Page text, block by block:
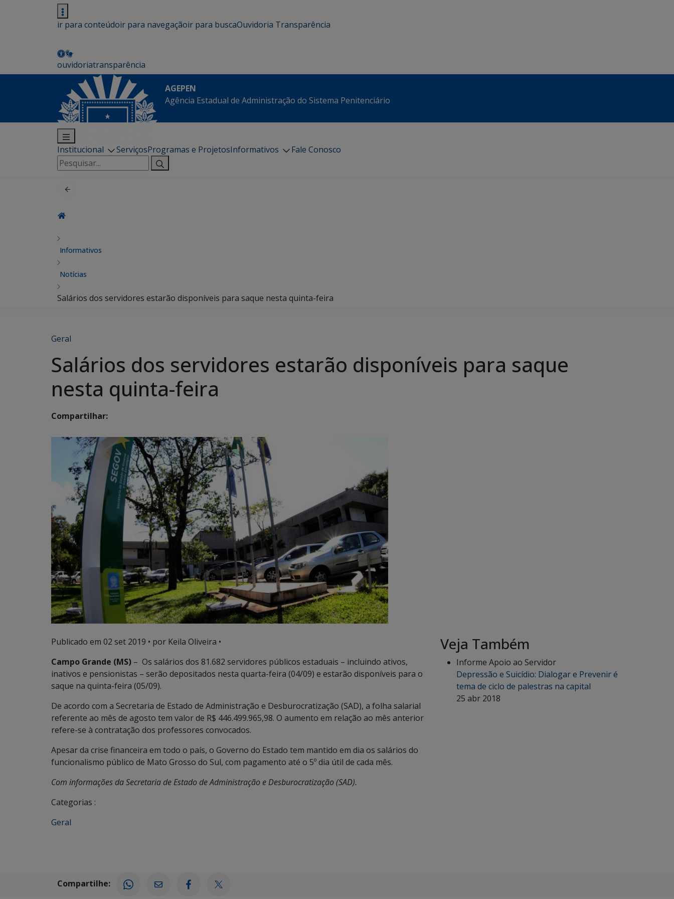
ir para conteúdoir para navegaçãoir para buscaOuvidoria Transparência
ouvidoriatransparência
AGEPEN
Agência Estadual de Administração do Sistema Penitenciário
Institucional ServiçosProgramas e ProjetosInformativos
Fale Conosco
Pesquisar
por:
Informativos
Notícias
Salários dos servidores estarão disponíveis para saque nesta quinta-feira
Geral
Salários dos servidores estarão disponíveis para saque
nesta quinta-feira
Compartilhar:
Publicado em 02 set 2019 • por Keila Oliveira •
Campo Grande (MS) – Os salários dos 81.682 servidores públicos estaduais – incluindo ativos,
inativos e pensionistas – serão depositados nesta quarta-feira (04/09) e estarão disponíveis para o
saque na quinta-feira (05/09).
De acordo com a Secretaria de Estado de Administração e Desburocratização (SAD), a folha salarial
referente ao mês de agosto tem valor de R$ 446.499.965,98. O aumento em relação ao mês anterior
refere-se à contratação dos professores convocados.
Apesar da crise financeira em todo o país, o Governo do Estado tem mantido em dia os salários do
funcionalismo público de Mato Grosso do Sul, com pagamento até o 5º dia útil de cada mês.
Com informações da Secretaria de Estado de Administração e Desburocratização (SAD).
Categorias :
Geral
Veja Também
Informe Apoio ao Servidor
Depressão e Suicídio: Dialogar e Prevenir é
tema de ciclo de palestras na capital
25 abr 2018
Compartilhe: